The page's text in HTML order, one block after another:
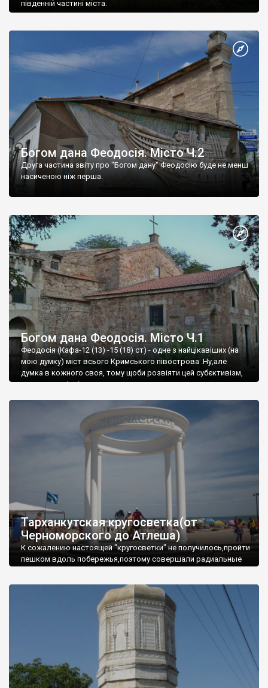
південній частині міста.
Богом дана Феодосія. Місто Ч.2
Друга частина звіту про "Богом дану" Феодосію буде не менш
насиченою ніж перша.
Богом дана Феодосія. Місто Ч.1
Феодосія (Кафа-12 (13) -15 (18) ст) - одне з найцікавіших (на
мою думку) міст всього Кримського півострова .Ну,але
думка в кожного своя, тому щоби розвіяти цей субєктивізм,
запрошую відвідати це
Тарханкутская кругосветка(от
Черноморского до Атлеша)
К сожалению настоящей "кругосветки" не получилось,пройти
пешком вдоль побережья,поэтому совершали радиальные